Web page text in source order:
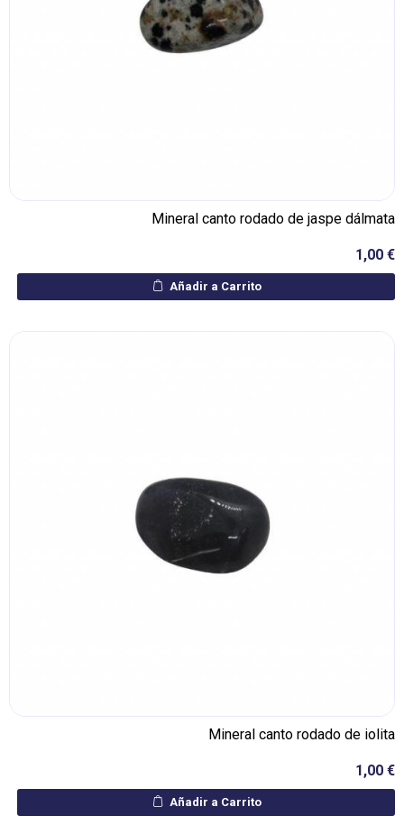
Mineral canto rodado de jaspe dálmata
1,00 €
Añadir a Carrito
Mineral canto rodado de iolita
1,00 €
Añadir a Carrito